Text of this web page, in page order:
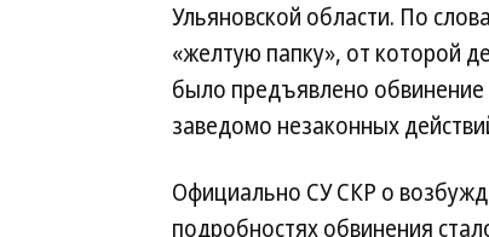
Ульяновской области. По
«желтую папку», от которой
было предъявлено обвинение
заведомо незаконных
Официально СУ СКР о
подробностях обвинения